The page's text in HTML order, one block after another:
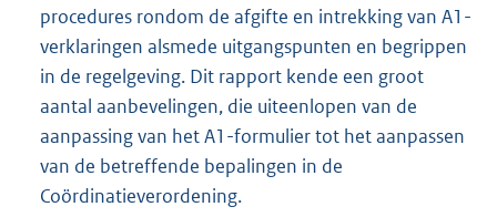
procedures rondom de afgifte en intrekking van A1-
verklaringen alsmede uitgangspunten en begrippen
in de regelgeving. Dit rapport kende een groot
aantal aanbevelingen, die uiteenlopen van de
aanpassing van het A1-formulier tot het aanpassen
van de betreffende bepalingen in de
Coördinatieverordening.